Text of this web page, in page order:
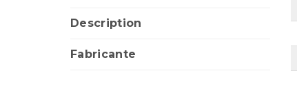
Description
Fabricante